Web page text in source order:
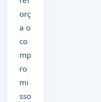
orç
a o
co
mp
ro
mi
sso